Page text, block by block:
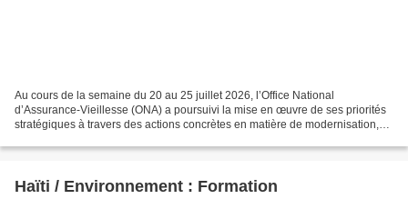
Au cours de la semaine du 20 au 25 juillet 2026, l’Office National
d’Assurance-Vieillesse (ONA) a poursuivi la mise en œuvre de ses priorités
stratégiques à travers des actions concrètes en matière de modernisation,
Haïti / Environnement : Formation